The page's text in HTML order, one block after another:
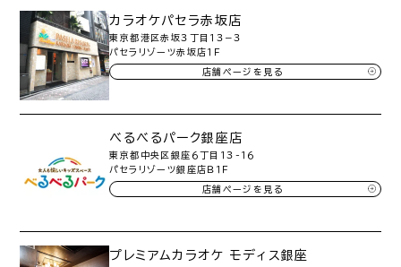
カラオケパセラ赤坂店
東京都港区赤坂３丁目１３−３
パセラリゾーツ赤坂店１Ｆ
店舗ページを見る
べるべるパーク銀座店
東京都中央区銀座６丁目１３-１６
パセラリゾーツ銀座店Ｂ１Ｆ
店舗ページを見る
プレミアムカラオケ モディス銀座